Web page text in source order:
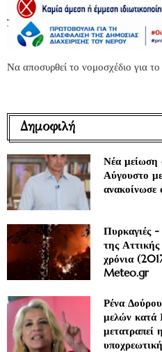
Να αποσυρθεί το νομοσχέδιο για
Δημοφιλή
Νέα μείωση
Αύγουστο
Πυρκαγιές
της
χρόνια
Meteo.gr
Ρένα
μελών κατά
μετατραπεί